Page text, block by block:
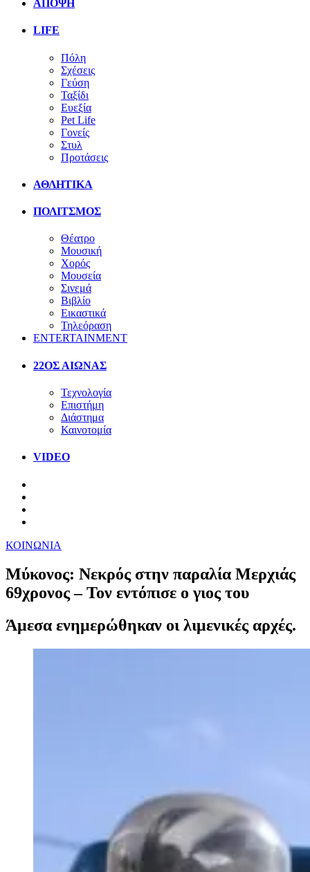
ΑΠΟΨΗ
LIFE
Πόλη
Σχέσεις
Γεύση
Ταξίδι
Ευεξία
Pet Life
Γονείς
Στυλ
Προτάσεις
ΑΘΛΗΤΙΚΑ
ΠΟΛΙΤΣΜΟΣ
Θέατρο
Μουσική
Χορός
Μουσεία
Σινεμά
Βιβλίο
Εικαστικά
Τηλεόραση
ENTERTAINMENT
22ΟΣ ΑΙΩΝΑΣ
Τεχνολογία
Επιστήμη
Διάστημα
Καινοτομία
VIDEO
ΚΟΙΝΩΝΙΑ
Μύκονος: Νεκρός στην παραλία Μερχιάς
69χρονος – Τον εντόπισε ο γιος του
Άμεσα ενημερώθηκαν οι λιμενικές αρχές.